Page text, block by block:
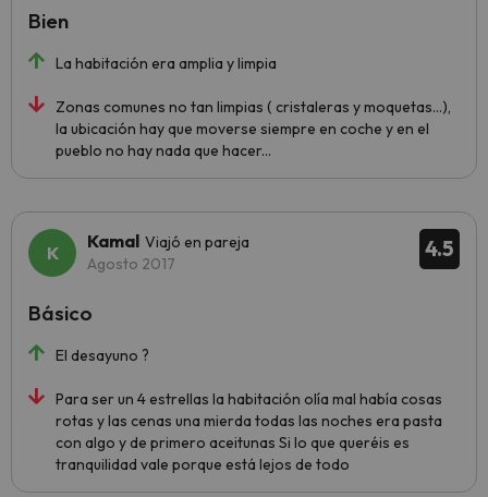
La habitación era amplia y limpia
Zonas comunes no tan limpias ( cristaleras y moquetas...),
la ubicación hay que moverse siempre en coche y en el
pueblo no hay nada que hacer...
Bien
4.5
Kamal Viajó en pareja
Agosto 2017
El desayuno ?
Para ser un 4 estrellas la habitación olía mal había cosas
rotas y las cenas una mierda todas las noches era pasta
con algo y de primero aceitunas Si lo que queréis es
tranquilidad vale porque está lejos de todo
Básico